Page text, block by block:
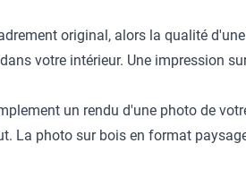
original, alors la qualité
votre intérieur. Une impression
un rendu d'une photo de
La photo sur bois en format